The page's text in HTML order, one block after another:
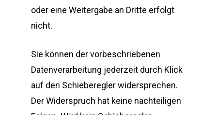
oder eine Weitergabe an Dritte erfolgt
nicht.
Sie können der vorbeschriebenen
Datenverarbeitung jederzeit durch Klick
auf den Schieberegler widersprechen.
Der Widerspruch hat keine nachteiligen